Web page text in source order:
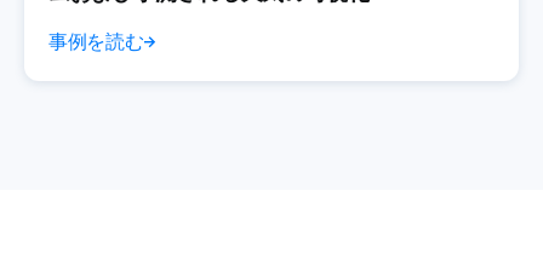
事例を読む→